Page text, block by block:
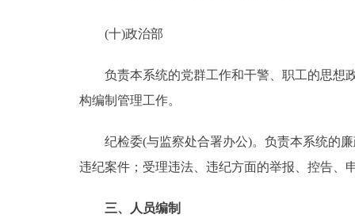
(十)政治部
负责本系统的党群工作和干警、职工的思想政
构编制管理工作。
纪检委(与监察处合署办公)。负责本系统的廉
违纪案件；受理违法、违纪方面的举报、控告、
三、人员编制